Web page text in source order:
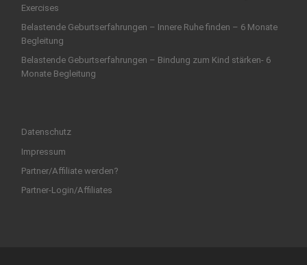
Exercises
Belastende Geburtserfahrungen – Innere Ruhe finden – 6 Monate
Begleitung
Belastende Geburtserfahrungen – Bindung zum Kind stärken- 6
Monate Begleitung
Datenschutz
Impressum
Partner/Affiliate werden?
Partner-Login/Affiliates